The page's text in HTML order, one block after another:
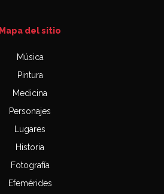
Mapa del sitio
Música
Pintura
Medicina
Personajes
Lugares
Historia
Fotografía
Efemérides